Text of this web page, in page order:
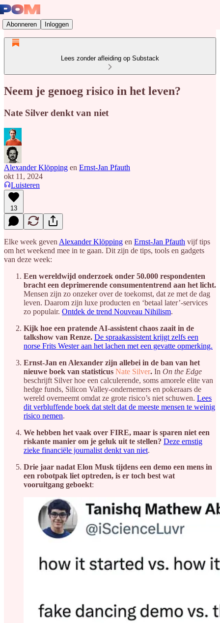
Abonneren Inloggen
Lees zonder afleiding op Substack
Neem je genoeg risico in het leven?
Nate Silver denkt van niet
Alexander Klöpping en Ernst-Jan Pfauth
okt 11, 2024
Luisteren
13
Elke week geven Alexander Klöpping en Ernst-Jan Pfauth vijf tips
om het weekend mee in te gaan. Dit zijn de tips, tools en gadgets
van deze week:
Een wereldwijd onderzoek onder 50.000 respondenten
bracht een deprimerende consumententrend aan het licht.
Mensen zijn zo onzeker over de toekomst, dat ze met de dag
leven. Daarom zijn luxe producten en ‘betaal later’-services
zo populair. Ontdek de trend Nouveau Nihilism.
Kijk hoe een pratende AI-assistent chaos zaait in de
talkshow van Renze. De spraakassistent krijgt zelfs een
norse Frits Wester aan het lachen met een gevatte opmerking.
Ernst-Jan en Alexander zijn allebei in de ban van het
nieuwe boek van statisticus Nate Silver. In On the Edge
beschrijft Silver hoe een calculerende, soms amorele elite van
hedge funds, Silicon Valley-ondernemers en pokeraars de
wereld overneemt omdat ze grote risico’s niet schuwen. Lees
dit verbluffende boek dat stelt dat de meeste mensen te weinig
risico nemen.
We hebben het vaak over FIRE, maar is sparen niet een
riskante manier om je geluk uit te stellen? Deze ernstig
zieke financiële journalist denkt van niet.
Drie jaar nadat Elon Musk tijdens een demo een mens in
een robotpak liet optreden, is er toch best wat
vooruitgang geboekt: